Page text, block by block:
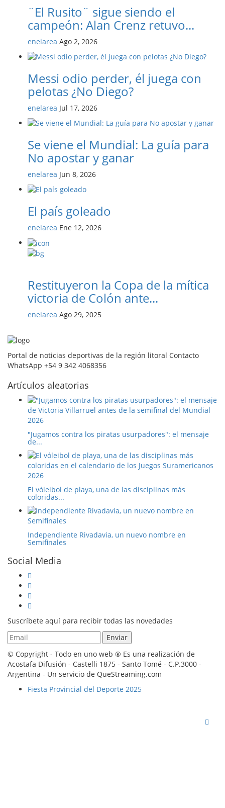
¨El Rusito¨ sigue siendo el
campeón: Alan Crenz retuvo...
enelarea Ago 2, 2026
Messi odio perder, él juega con
pelotas ¿No Diego?
enelarea Jul 17, 2026
Se viene el Mundial: La guía para
No apostar y ganar
enelarea Jun 8, 2026
El país goleado
enelarea Ene 12, 2026
Restituyeron la Copa de la mítica
victoria de Colón ante...
enelarea Ago 29, 2025
Portal de noticias deportivas de la región litoral Contacto
WhatsApp +54 9 342 4068356
Artículos aleatorias
"Jugamos contra los piratas usurpadores": el mensaje
de...
El vóleibol de playa, una de las disciplinas más
coloridas...
Independiente Rivadavia, un nuevo nombre en
Semifinales
Social Media
Suscríbete aquí para recibir todas las novedades
© Copyright - Todo en uno web ® Es una realización de
Acostafa Difusión - Castelli 1875 - Santo Tomé - C.P.3000 -
Argentina - Un servicio de QueStreaming.com
Fiesta Provincial del Deporte 2025